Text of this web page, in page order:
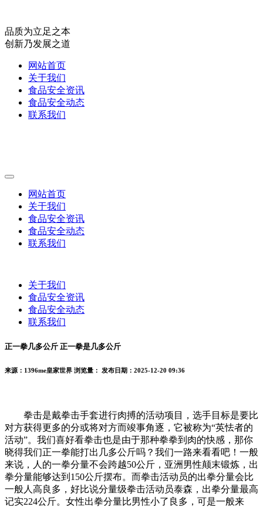
品质为立足之本
创新乃发展之道
网站首页
关于我们
食品安全资讯
食品安全动态
联系我们
网站首页
关于我们
食品安全资讯
食品安全动态
联系我们
关于我们
食品安全资讯
食品安全动态
联系我们
正一拳几多公斤 正一拳是几多公斤
来源：1396me皇家世界 浏览量： 发布日期：2025-12-20 09:36
拳击是戴拳击手套进行肉搏的活动项目，选手目标是要比
对方获得更多的分或将对方而竣事角逐，它被称为“英怯者的
活动”。我们喜好看拳击也是由于那种拳拳到肉的快感，那你
晓得我们正一拳能打出几多公斤吗？我们一路来看看吧！一般
来说，人的一拳分量不会跨越50公斤，亚洲男性颠末锻炼，出
拳分量能够达到150公斤摆布。而拳击活动员的出拳分量会比
一般人高良多，好比说分量级拳击活动员泰森，出拳分量最高
记实224公斤。女性出拳分量比男性小了良多，可是一般来